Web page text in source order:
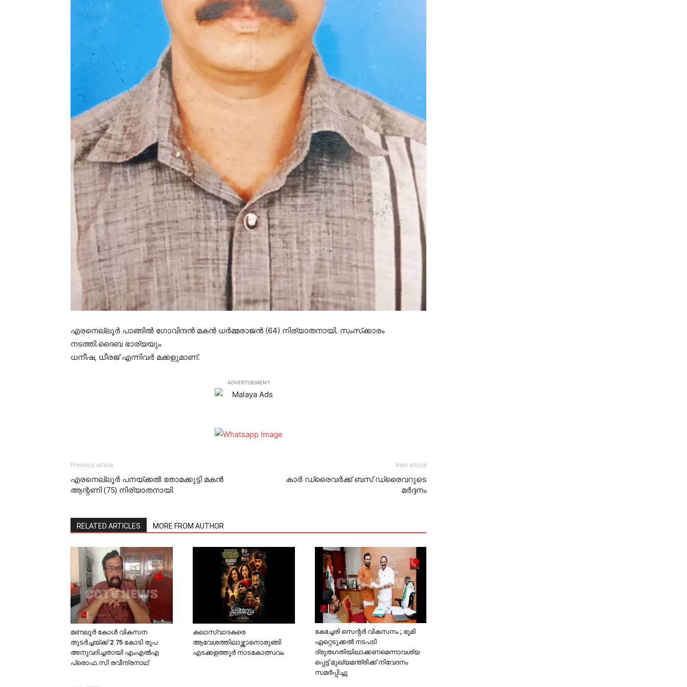
എരനെല്ലൂര്‍ പാങ്ങില്‍ ഗോവിന്ദന്‍ മകന്‍ ധര്‍മ്മരാജന്‍ (64) നിര്യാതനായി. സംസ്‌ക്കാരം
നടത്തി.ദൈബ ഭാര്യയും
ധനീഷ, ധീരജ് എന്നിവര്‍ മക്കളുമാണ്.
ADVERTISEMENT
Previous article
എരനെല്ലൂര്‍ പനയ്ക്കല്‍ തോമക്കുട്ടി മകന്‍
ആന്റണി (75) നിര്യാതനായി.
Next article
കാര്‍ ഡ്രൈവര്‍ക്ക് ബസ് ഡ്രൈവറുടെ
മര്‍ദ്ദനം
RELATED ARTICLES MORE FROM AUTHOR
മണലൂര്‍ കോള്‍ വികസന
തുടര്‍ച്ചയ്ക്ക് 2.75 കോടി രൂപ
അനുവദിച്ചതായി എംഎല്‍എ
പ്രൊഫ.സി രവീന്ദ്രനാഥ്
കലാസ്വാദകരെ
ആവേശത്തിലാഴ്ത്താനൊരുങ്ങി
എടക്കളത്തൂര്‍ നാടകോത്സവം
കേച്ചേരി സെന്റര്‍ വികസനം ; ഭൂമി
ഏറ്റെടുക്കല്‍ നടപടി
ദ്രുതഗതിയിലാക്കണമെന്നാവശ്യ
പ്പെട്ട് മുഖ്യമന്ത്രിക്ക് നിവേദനം
സമര്‍പ്പിച്ചു